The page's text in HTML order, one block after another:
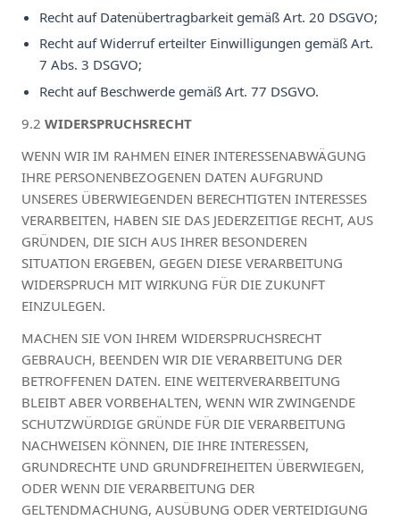
Recht auf Datenübertragbarkeit gemäß Art. 20 DSGVO;
Recht auf Widerruf erteilter Einwilligungen gemäß Art.
7 Abs. 3 DSGVO;
Recht auf Beschwerde gemäß Art. 77 DSGVO.
9.2 WIDERSPRUCHSRECHT
WENN WIR IM RAHMEN EINER INTERESSENABWÄGUNG
IHRE PERSONENBEZOGENEN DATEN AUFGRUND
UNSERES ÜBERWIEGENDEN BERECHTIGTEN INTERESSES
VERARBEITEN, HABEN SIE DAS JEDERZEITIGE RECHT, AUS
GRÜNDEN, DIE SICH AUS IHRER BESONDEREN
SITUATION ERGEBEN, GEGEN DIESE VERARBEITUNG
WIDERSPRUCH MIT WIRKUNG FÜR DIE ZUKUNFT
EINZULEGEN.
MACHEN SIE VON IHREM WIDERSPRUCHSRECHT
GEBRAUCH, BEENDEN WIR DIE VERARBEITUNG DER
BETROFFENEN DATEN. EINE WEITERVERARBEITUNG
BLEIBT ABER VORBEHALTEN, WENN WIR ZWINGENDE
SCHUTZWÜRDIGE GRÜNDE FÜR DIE VERARBEITUNG
NACHWEISEN KÖNNEN, DIE IHRE INTERESSEN,
GRUNDRECHTE UND GRUNDFREIHEITEN ÜBERWIEGEN,
ODER WENN DIE VERARBEITUNG DER
GELTENDMACHUNG, AUSÜBUNG ODER VERTEIDIGUNG